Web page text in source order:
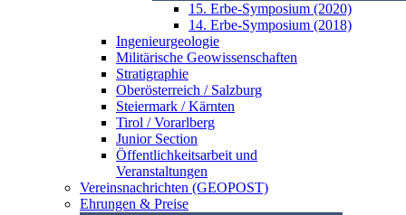
15. Erbe-Symposium (2020)
14. Erbe-Symposium (2018)
Ingenieurgeologie
Militärische Geowissenschaften
Stratigraphie
Oberösterreich / Salzburg
Steiermark / Kärnten
Tirol / Vorarlberg
Junior Section
Öffentlichkeitsarbeit und
Veranstaltungen
Vereinsnachrichten (GEOPOST)
Ehrungen & Preise